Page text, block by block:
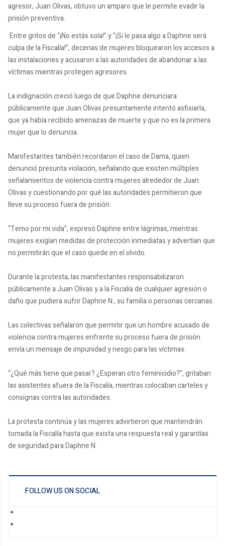
agresor, Juan Olivas, obtuvo un amparo que le permite evadir la
prisión preventiva.
Entre gritos de “¡No estás sola!” y “¡Si le pasa algo a Daphne será
culpa de la Fiscalía!”, decenas de mujeres bloquearon los accesos a
las instalaciones y acusaron a las autoridades de abandonar a las
víctimas mientras protegen agresores.
La indignación creció luego de que Daphne denunciara
públicamente que Juan Olivas presuntamente intentó asfixiarla,
que ya había recibido amenazas de muerte y que no es la primera
mujer que lo denuncia.
Manifestantes también recordaron el caso de Dama, quien
denunció presunta violación, señalando que existen múltiples
señalamientos de violencia contra mujeres alrededor de Juan
Olivas y cuestionando por qué las autoridades permitieron que
lleve su proceso fuera de prisión.
“Temo por mi vida”, expresó Daphne entre lágrimas, mientras
mujeres exigían medidas de protección inmediatas y advertían que
no permitirán que el caso quede en el olvido.
Durante la protesta, las manifestantes responsabilizaron
públicamente a Juan Olivas y a la Fiscalía de cualquier agresión o
daño que pudiera sufrir Daphne N., su familia o personas cercanas.
Las colectivas señalaron que permitir que un hombre acusado de
violencia contra mujeres enfrente su proceso fuera de prisión
envía un mensaje de impunidad y riesgo para las víctimas.
“¿Qué más tiene que pasar? ¿Esperan otro feminicidio?”, gritaban
las asistentes afuera de la Fiscalía, mientras colocaban carteles y
consignas contra las autoridades.
La protesta continúa y las mujeres advirtieron que mantendrán
tomada la Fiscalía hasta que exista una respuesta real y garantías
de seguridad para Daphne N.
FOLLOW US ON SOCIAL